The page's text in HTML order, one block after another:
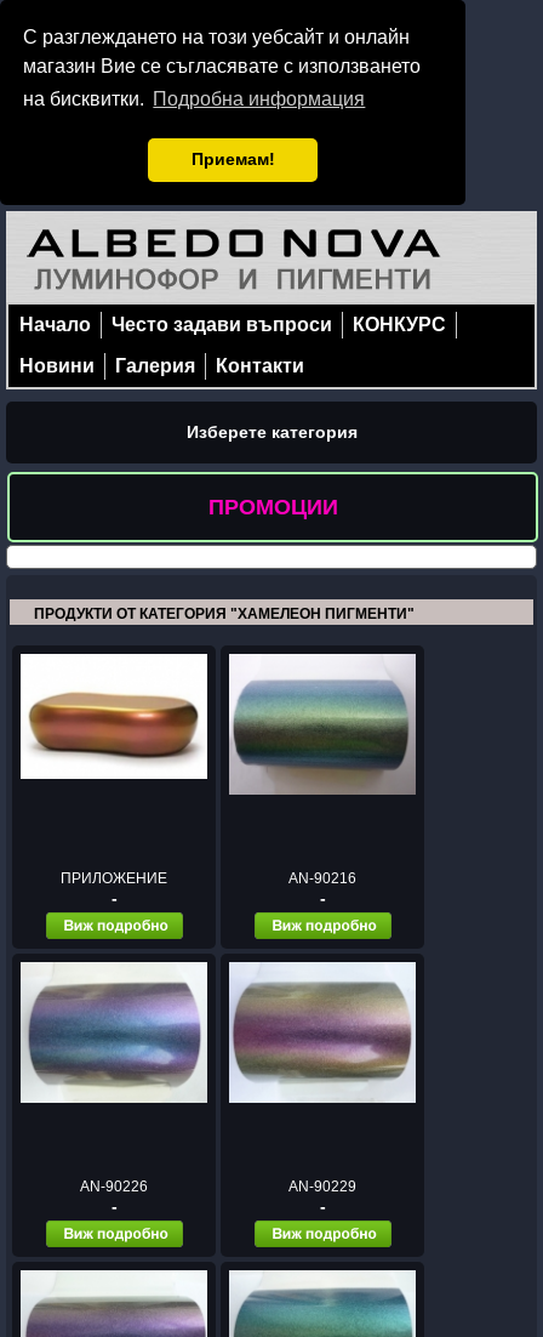
С разглеждането на този уебсайт и онлайн
магазин Вие се съгласявате с използването
на бисквитки. Подробна информация
Приемам!
Начало Често задави въпроси
КОНКУРС
Новини
Галерия Контакти
Изберете категория
ПРОМОЦИИ
ПРОДУКТИ ОТ КАТЕГОРИЯ "ХАМЕЛЕОН ПИГМЕНТИ"
ПРИЛОЖЕНИЕ
-
AN-90216
-
AN-90226
-
AN-90229
-